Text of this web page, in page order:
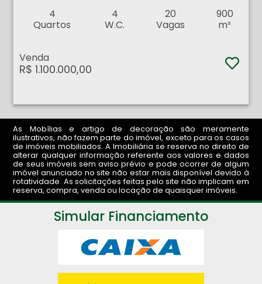
4
Quartos
4
W.C.
20
Vagas
900
m²
Venda
R$ 1.100.000,00
As Mobílias e artigo de decoração são meramente
ilustrativos, não fazem parte do imóvel, exceto para os casos
de imóveis mobiliados. A Imobiliária se reserva no direito de
alterar qualquer informação referente aos valores e dados
de seus imóveis sem aviso prévio e pode ocorrer de algum
imóvel anunciado no site não estar mais disponível devido à
rotatividade. As solicitações feitas pelo site não implicam em
reserva, compra, venda ou locação de quaisquer imóveis.
Simular Financiamento